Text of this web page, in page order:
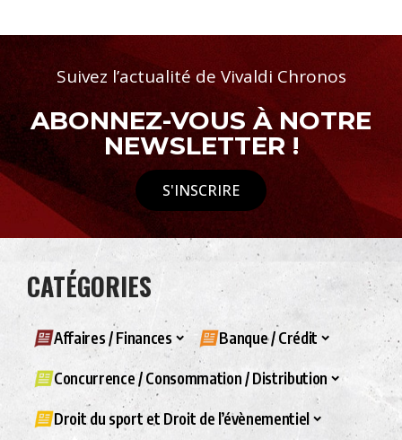
Suivez l’actualité de Vivaldi Chronos
ABONNEZ-VOUS À NOTRE
NEWSLETTER !
S'INSCRIRE
CATÉGORIES
Affaires / Finances Banque / Crédit
Concurrence / Consommation / Distribution
Droit du sport et Droit de l’évènementiel